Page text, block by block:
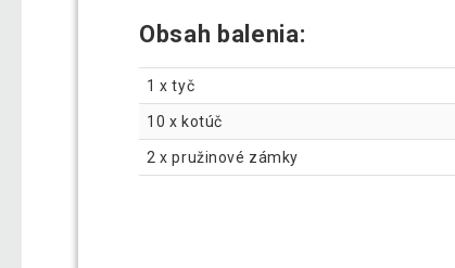
Obsah balenia:
1 x tyč
10 x kotúč
2 x pružinové zámky